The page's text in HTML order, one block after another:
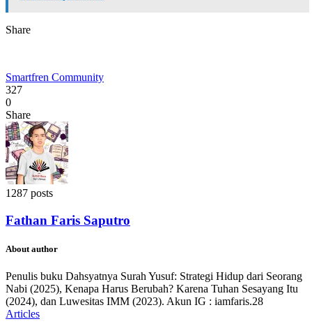
Share
Smartfren Community
327
0
Share
1287 posts
Fathan Faris Saputro
About author
Penulis buku Dahsyatnya Surah Yusuf: Strategi Hidup dari Seorang
Nabi (2025), Kenapa Harus Berubah? Karena Tuhan Sesayang Itu
(2024), dan Luwesitas IMM (2023). Akun IG : iamfaris.28
Articles